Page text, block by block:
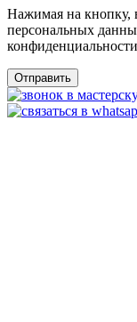
Нажимая на кнопку,
персональных
конфиденциальности
Отправить